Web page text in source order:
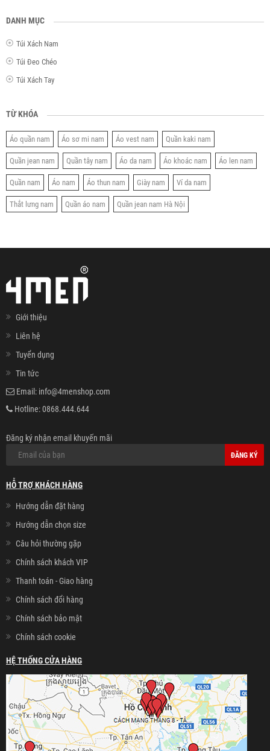
DANH MỤC
Túi Xách Nam
Túi Đeo Chéo
Túi Xách Tay
TỪ KHÓA
Áo quần nam Áo sơ mi nam Áo vest nam Quần kaki nam
Quần jean nam Quần tây nam Áo da nam Áo khoác nam Áo len nam
Quần nam Áo nam Áo thun nam Giày nam Ví da nam
Thắt lưng nam Quần áo nam Quần jean nam Hà Nội
Giới thiệu
Liên hệ
Tuyển dụng
Tin tức
Email: info@4menshop.com
Hotline:0868.444.644
Đăng ký nhận email khuyến mãi
ĐĂNG KÝ
HỖ TRỢ KHÁCH HÀNG
Hướng dẫn đặt hàng
Hướng dẫn chọn size
Câu hỏi thường gặp
Chính sách khách VIP
Thanh toán - Giao hàng
Chính sách đổi hàng
Chính sách bảo mật
Chính sách cookie
HỆ THỐNG CỬA HÀNG